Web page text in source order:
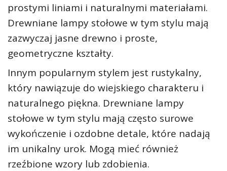
prostymi liniami i naturalnymi materiałami.
Drewniane lampy stołowe w tym stylu mają
zazwyczaj jasne drewno i proste,
geometryczne kształty.
Innym popularnym stylem jest rustykalny,
który nawiązuje do wiejskiego charakteru i
naturalnego piękna. Drewniane lampy
stołowe w tym stylu mają często surowe
wykończenie i ozdobne detale, które nadają
im unikalny urok. Mogą mieć również
rzeźbione wzory lub zdobienia.